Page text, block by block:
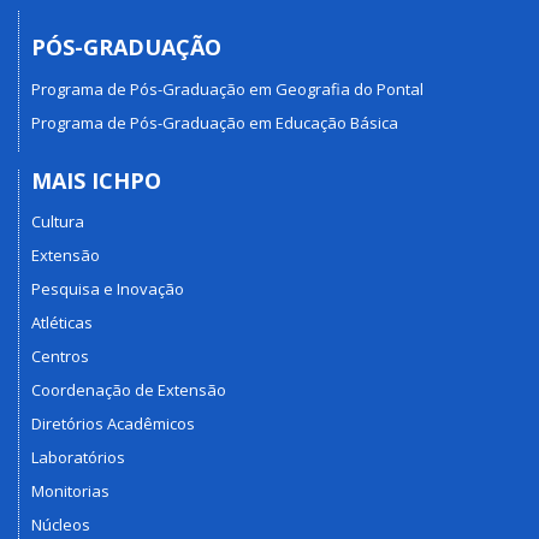
PÓS-GRADUAÇÃO
Programa de Pós-Graduação em Geografia do Pontal
Programa de Pós-Graduação em Educação Básica
MAIS ICHPO
Cultura
Extensão
Pesquisa e Inovação
Atléticas
Centros
Coordenação de Extensão
Diretórios Acadêmicos
Laboratórios
Monitorias
Núcleos